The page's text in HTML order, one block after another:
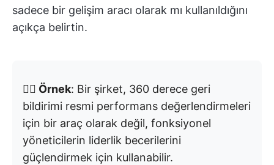
sadece bir gelişim aracı olarak mı kullanıldığını
açıkça belirtin.
👉🏼 Örnek: Bir şirket, 360 derece geri
bildirimi resmi performans değerlendirmeleri
için bir araç olarak değil, fonksiyonel
yöneticilerin liderlik becerilerini
güçlendirmek için kullanabilir.